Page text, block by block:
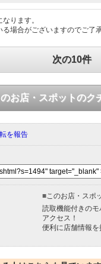
ります。
場合がございますのでご了
次の10件
お店・スポットのク
を報告
■このお店・スポ
読取機能付きの
アクセス！
便利に店舗情報を